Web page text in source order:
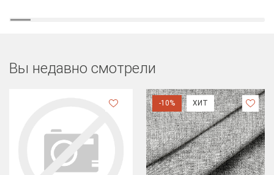
Вы недавно смотрели
-10% ХИТ